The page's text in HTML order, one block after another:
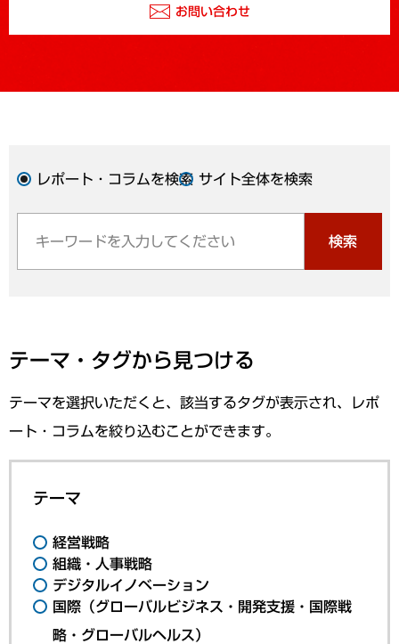
お問い合わせ
レポート・コラムを検索 サイト全体を検索
検索
テーマ・タグから見つける
テーマを選択いただくと、該当するタグが表示され、レポ
ート・コラムを絞り込むことができます。
テーマ
経営戦略
組織・人事戦略
デジタルイノベーション
国際（グローバルビジネス・開発支援・国際戦
略・グローバルヘルス）